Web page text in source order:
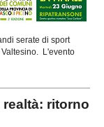
serate di sport
L'evento
realtà: ritorno